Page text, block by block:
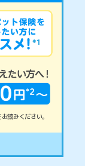
お読みください。